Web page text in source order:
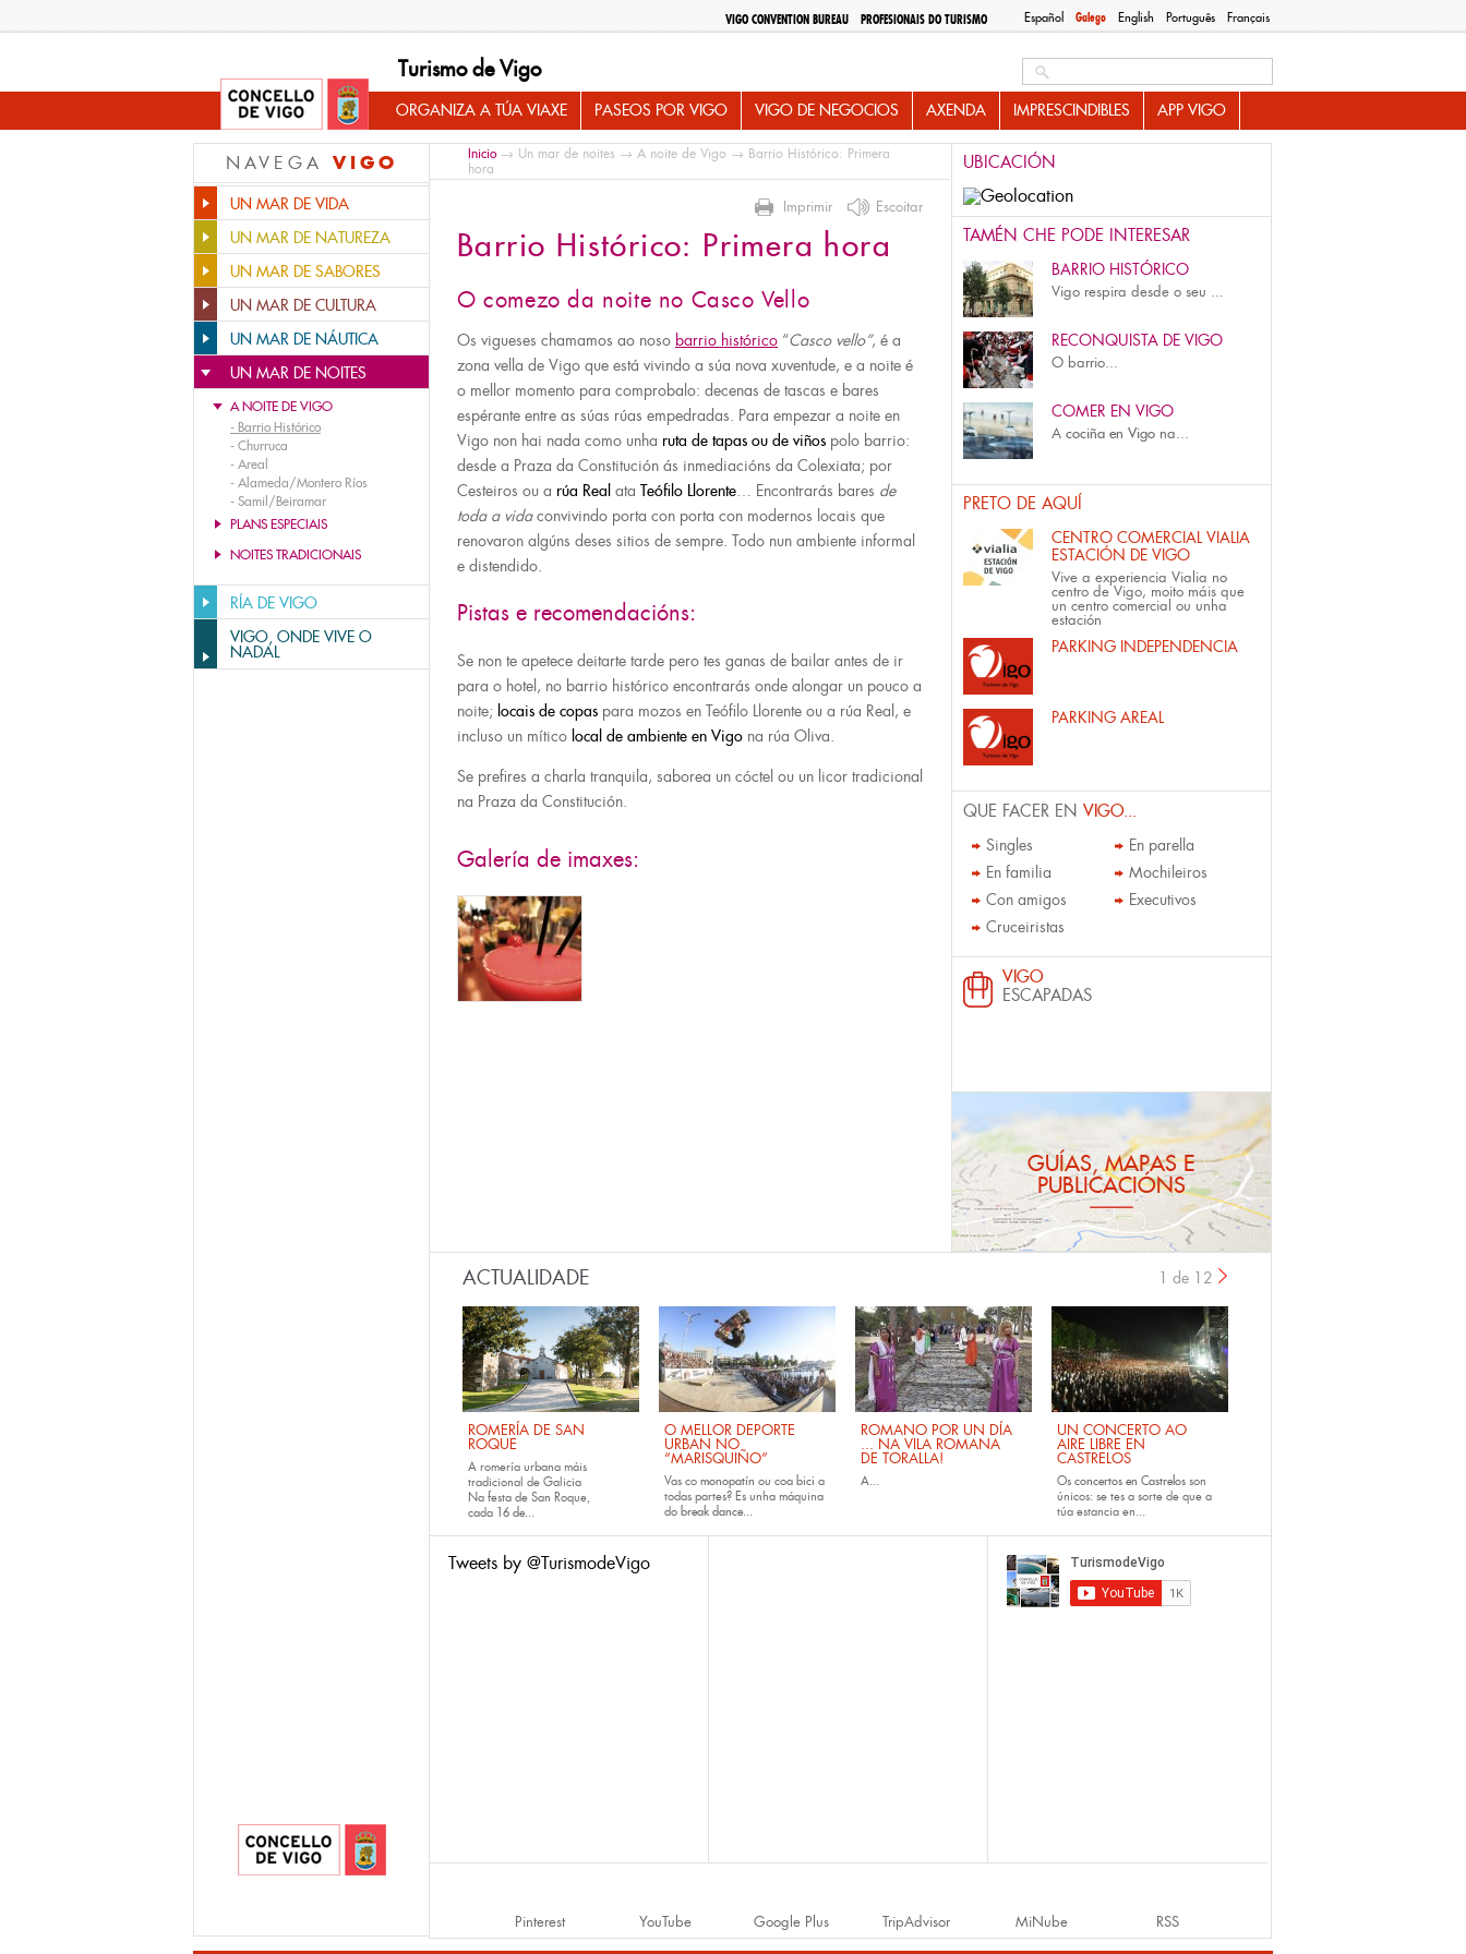
Español Galego English Português Français
VIGO CONVENTION BUREAU PROFESIONAIS DO TURISMO
Turismo de Vigo
ORGANIZA A TÚA VIAXE PASEOS POR VIGO VIGO DE NEGOCIOS AXENDA IMPRESCINDIBLES APP VIGO
NAVEGA VIGO
UN MAR DE VIDA
UN MAR DE NATUREZA
UN MAR DE SABORES
UN MAR DE CULTURA
UN MAR DE NÁUTICA
UN MAR DE NOITES
A NOITE DE VIGO
- Barrio Histórico
- Churruca
- Areal
- Alameda/Montero Ríos
- Samil/Beiramar
PLANS ESPECIAIS
NOITES TRADICIONAIS
RÍA DE VIGO
VIGO, ONDE VIVE O
NADAL
Inicio→ Un mar de noites → A noite de Vigo → Barrio Histórico: Primera
hora
Imprimir Escoitar
Barrio Histórico: Primera hora
O comezo da noite no Casco Vello
Os vigueses chamamos ao noso barrio histórico “Casco vello”, é a
zona vella de Vigo que está vivindo a súa nova xuventude, e a noite é
o mellor momento para comprobalo: decenas de tascas e bares
espérante entre as súas rúas empedradas. Para empezar a noite en
Vigo non hai nada como unha ruta de tapas ou de viños polo barrio:
desde a Praza da Constitución ás inmediacións da Colexiata; por
Cesteiros ou a rúa Real ata Teófilo Llorente… Encontrarás bares de
toda a vidaconvivindo porta con porta con modernos locais que
renovaron algúns deses sitios de sempre. Todo nun ambiente informal
e distendido.
Pistas e recomendacións:
Se non te apetece deitarte tarde pero tes ganas de bailar antes de ir
para o hotel, no barrio histórico encontrarás onde alongar un pouco a
noite; locais de copas para mozos en Teófilo Llorente ou a rúa Real, e
incluso un mítico local de ambiente en Vigo na rúa Oliva.
Se prefires a charla tranquila, saborea un cóctel ou un licor tradicional
na Praza da Constitución.
Galería de imaxes:
UBICACIÓN
TAMÉN CHE PODE INTERESAR
BARRIO HISTÓRICO
Vigo respira desde o seu ...
RECONQUISTA DE VIGO
O barrio...
COMER EN VIGO
A cociña en Vigo na...
PRETO DE AQUÍ
CENTRO COMERCIAL VIALIA
ESTACIÓN DE VIGO
Vive a experiencia Vialia no
centro de Vigo, moito máis que
un centro comercial ou unha
estación
PARKING INDEPENDENCIA
PARKING AREAL
QUE FACER EN VIGO...
Singles
En parella
En familia
Mochileiros
Con amigos
Executivos
Cruceiristas
VIGO
ESCAPADAS
GUÍAS, MAPAS E
PUBLICACIÓNS
ACTUALIDADE
ROMERÍA DE SAN
ROQUE
A romería urbana máis
tradicional de Galicia
Na festa de San Roque,
cada 16 de...
O MELLOR DEPORTE
URBAN NO
“MARISQUIÑO”
Vas co monopatín ou coa bici a
todas partes? Es unha máquina
do break dance...
ROMANO POR UN DÍA
... NA VILA ROMANA
DE TORALLA!
A...
UN CONCERTO AO
AIRE LIBRE EN
CASTRELOS
Os concertos en Castrelos son
únicos: se tes a sorte de que a
túa estancia en...
1 de 12
Tweets by @TurismodeVigo
Pinterest YouTube Google Plus TripAdvisor MiNube RSS